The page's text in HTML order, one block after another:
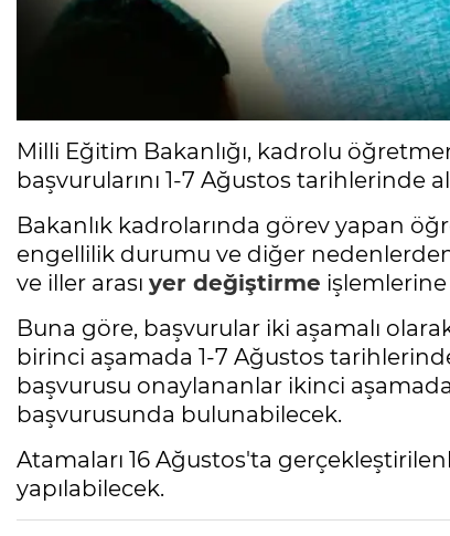
Milli Eğitim Bakanlığı, kadrolu
başvurularını 1-7 Ağustos tarihlerinde
Bakanlık kadrolarında görev yapan
engellilik durumu ve diğer
ve iller arası yer değiştirme
Buna göre, başvurular iki aşamalı
birinci aşamada 1-7 Ağustos
başvurusu onaylananlar ikinci
başvurusunda bulunabilecek.
Atamaları 16 Ağustos'ta
yapılabilecek.